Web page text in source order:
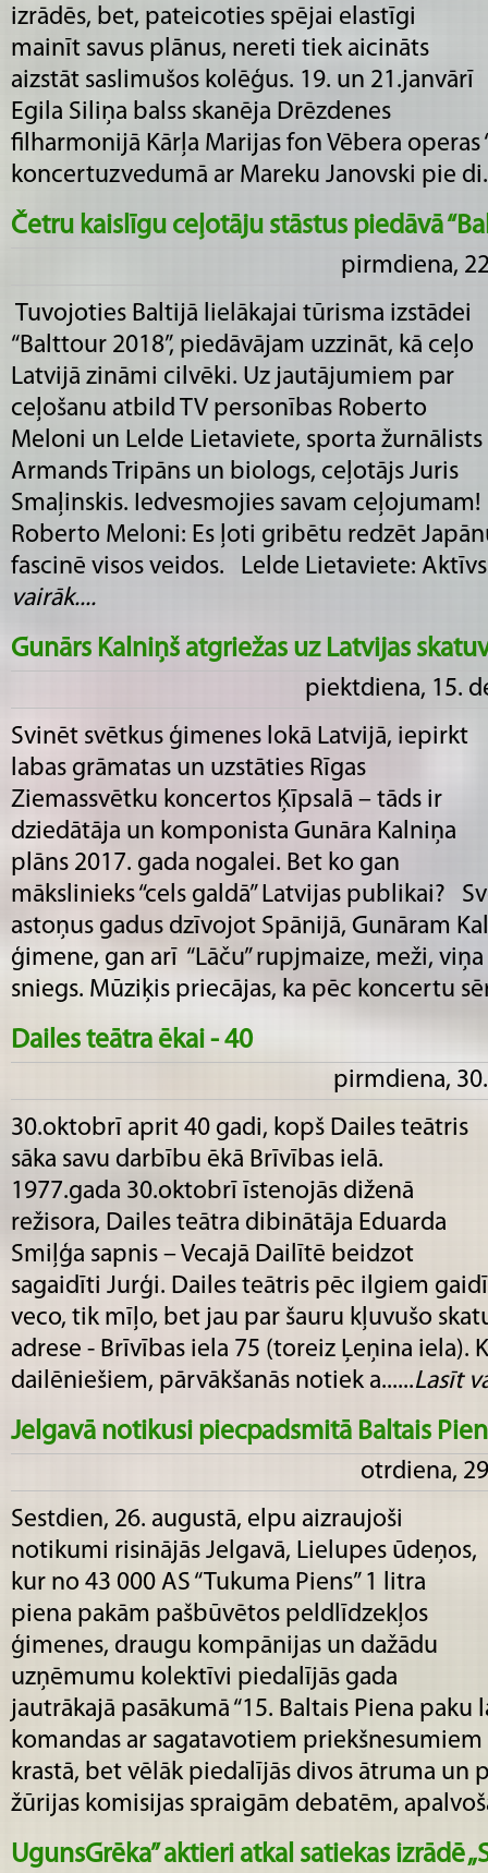
izrādēs, bet, pateicoties spējai elastīgi
mainīt savus plānus, nereti tiek aicināts
aizstāt saslimušos kolēģus. 19. un 21.janvārī
Egila Siliņa balss skanēja Drēzdenes
filharmonijā Kārļa Marijas fon Vēbera operas
koncertuzvedumā ar Mareku Janovski pie
Četru kaislīgu ceļotāju stāstus piedāvā
pirmdiena,
Tuvojoties Baltijā lielākajai tūrisma izstādei
“Balttour 2018”, piedāvājam uzzināt, kā ceļo
Latvijā zināmi cilvēki. Uz jautājumiem par
ceļošanu atbild TV personības Roberto
Meloni un Lelde Lietaviete, sporta žurnālists
Armands Tripāns un biologs, ceļotājs Juris
Smaļinskis. Iedvesmojies savam ceļojumam!
Roberto Meloni: Es ļoti gribētu redzēt
fascinē visos veidos. Lelde Lietaviete: Aktīvs
vairāk....
Gunārs Kalniņš atgriežas uz Latvijas
piektdiena, 15.
Svinēt svētkus ģimenes lokā Latvijā, iepirkt
labas grāmatas un uzstāties Rīgas
Ziemassvētku koncertos Ķīpsalā – tāds ir
dziedātāja un komponista Gunāra Kalniņa
plāns 2017. gada nogalei. Bet ko gan
mākslinieks “cels galdā” Latvijas publikai?
astoņus gadus dzīvojot Spānijā, Gunāram
ģimene, gan arī “Lāču” rupjmaize, meži, viņa
sniegs. Mūziķis priecājas, ka pēc koncertu
Dailes teātra ēkai - 40
pirmdiena,
30.oktobrī aprit 40 gadi, kopš Dailes teātris
sāka savu darbību ēkā Brīvības ielā.
1977.gada 30.oktobrī īstenojās diženā
režisora, Dailes teātra dibinātāja Eduarda
Smiļģa sapnis – Vecajā Dailītē beidzot
sagaidīti Jurģi. Dailes teātris pēc ilgiem
veco, tik mīļo, bet jau par šauru kļuvušo
adrese - Brīvības iela 75 (toreiz Ļeņina iela).
dailēniešiem, pārvākšanās notiek a......Lasīt
Jelgavā notikusi piecpadsmitā Baltais
otrdiena,
Sestdien, 26. augustā, elpu aizraujoši
notikumi risinājās Jelgavā, Lielupes ūdeņos,
kur no 43 000 AS “Tukuma Piens” 1 litra
piena pakām pašbūvētos peldlīdzekļos
ģimenes, draugu kompānijas un dažādu
uzņēmumu kolektīvi piedalījās gada
jautrākajā pasākumā “15. Baltais Piena paku
komandas ar sagatavotiem priekšnesumiem
krastā, bet vēlāk piedalījās divos ātruma un
žūrijas komisijas spraigām debatēm,
UgunsGrēka” aktieri atkal satiekas izrādē